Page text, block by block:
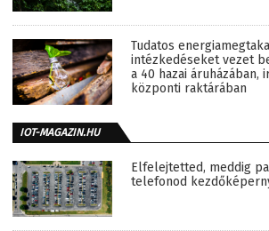
Tudatos
intézkedéseket vezet
a 40 hazai áruházában,
központi raktárában
IOT-MAGAZIN.HU
Elfelejtetted, meddig
telefonod